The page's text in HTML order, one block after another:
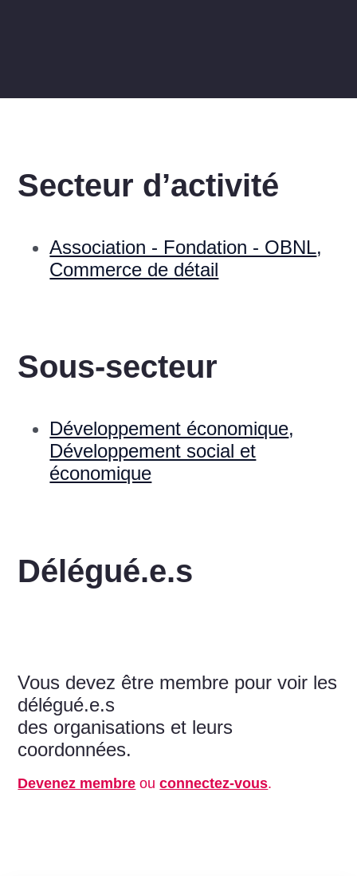
Secteur d’activité
Association - Fondation - OBNL,
Commerce de détail
Sous-secteur
Développement économique,
Développement social et
économique
Délégué.e.s
Vous devez être membre pour voir les
délégué.e.s
des organisations et leurs
coordonnées.
Devenez membre ouconnectez-vous.